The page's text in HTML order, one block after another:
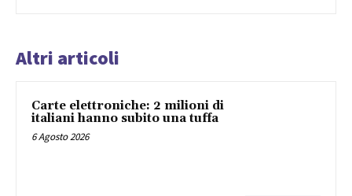
Altri articoli
Carte elettroniche: 2 milioni di
italiani hanno subito una tuffa
6 Agosto 2026